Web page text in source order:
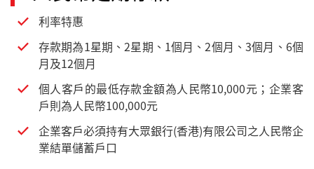
利率特惠
存款期為1星期、2星期、1個月、2個月、3個月、6個
月及12個月
個人客戶的最低存款金額為人民幣10,000元；企業客
戶則為人民幣100,000元
企業客戶必須持有大眾銀行(香港)有限公司之人民幣企
業結單儲蓄戶口